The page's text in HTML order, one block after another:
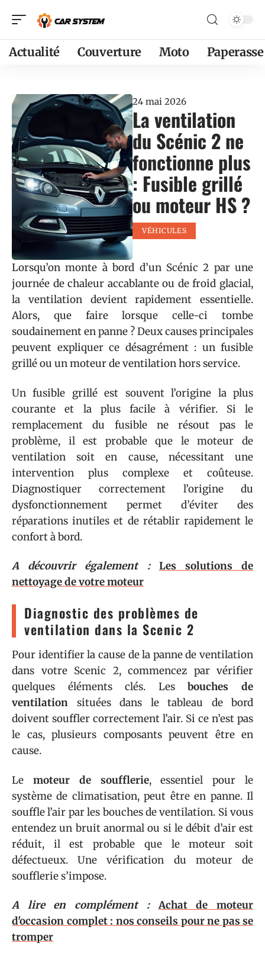
Actualité Couverture Moto
24 mai 2026
La ventilation
du Scénic 2 ne
fonctionne plus
: Fusible grillé
ou moteur HS ?
VÉHICULES
Lorsqu’on monte à bord d’un Scénic 2 par une
journée de chaleur accablante ou de froid glacial,
la ventilation devient rapidement essentielle.
Alors, que faire lorsque celle-ci tombe
soudainement en panne ? Deux causes principales
peuvent expliquer ce désagrément : un fusible
grillé ou un moteur de ventilation hors service.
Un fusible grillé est souvent l’origine la plus
courante et la plus facile à vérifier. Si le
remplacement du fusible ne résout pas le
problème, il est probable que le moteur de
ventilation soit en cause, nécessitant une
intervention plus complexe et coûteuse.
Diagnostiquer correctement l’origine du
dysfonctionnement permet d’éviter des
réparations inutiles et de rétablir rapidement le
confort à bord.
A découvrir également :
Les solutions de
nettoyage de votre moteur
Diagnostic des problèmes de
ventilation dans la Scenic 2
Pour identifier la cause de la panne de ventilation
dans votre Scenic 2, commencez par vérifier
quelques éléments clés. Lesbouches de
ventilation situées dans le tableau de bord
doivent souffler correctement l’air. Si ce n’est pas
le cas, plusieurs composants peuvent être en
cause.
Le moteur de soufflerie, essentiel pour le
système de climatisation, peut être en panne. Il
souffle l’air par les bouches de ventilation. Si vous
entendez un bruit anormal ou si le débit d’air est
réduit, il est probable que le moteur soit
défectueux. Une vérification du moteur de
soufflerie s’impose.
A lire en complément :
Achat de moteur
d'occasion complet : nos conseils pour ne pas se
tromper